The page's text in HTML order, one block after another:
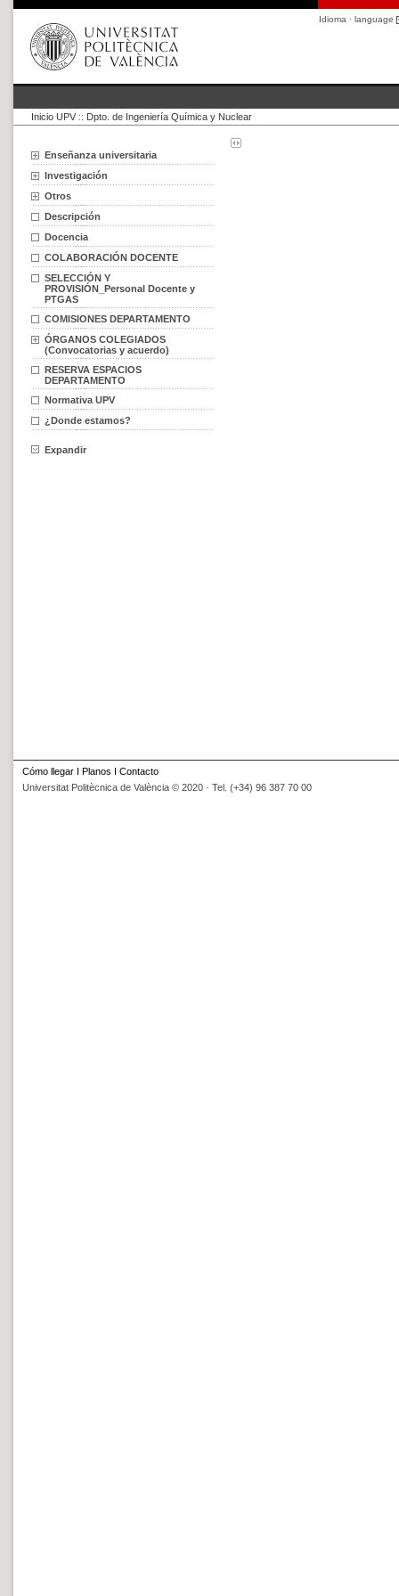
Idioma · language
Inicio UPV :: Dpto. de Ingeniería Química y Nuclear
Enseñanza universitaria
Investigación
Otros
Descripción
Docencia
COLABORACIÓN DOCENTE
SELECCIÓN Y
PROVISIÓN_Personal Docente y
PTGAS
COMISIONES DEPARTAMENTO
ÓRGANOS COLEGIADOS
(Convocatorias y acuerdo)
RESERVA ESPACIOS
DEPARTAMENTO
Normativa UPV
¿Donde estamos?
Expandir
Cómo llegar I Planos I Contacto
Universitat Politècnica de València © 2020 · Tel. (+34) 96 387 70 00